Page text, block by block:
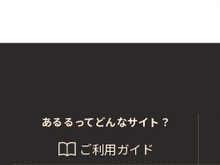
あるるってどんなサイト？
ご利用ガイド